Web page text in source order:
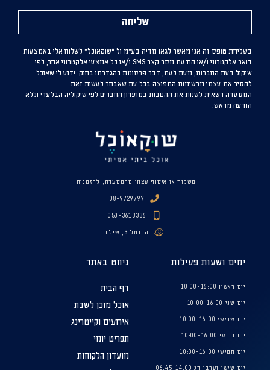
משלוח או איסוף עצמי מהמסעדה, להזמנות:
08-9729797
050-3613336
הכרמל 3, שילת
ימים ושעות פעילות
יום ראשון 10:00-16:00
יום שני 10:00-16:00
יום שלישי 10:00-16:00
יום רביעי 10:00-16:00
יום חמישי 10:00-16:00
יום שישי וערבי חג 06:45-14:00
ניווט באתר
דף הבית
אוכל מוכן לשבת
אירועים וקייטרינג
תפריט יומי
מועדון הלקוחות
שליחה
בשליחת טופס זה אני מאשר לגאו מדיה בע”מ ול “שוקאוכל” לשלוח אלי באמצעות
דואר אלקטרוני ו/או הודעת מסר קצר SMS ו/או כל אמצעי אלקטרוני אחר, לפי
שיקול דעת החברות, מעת לעת, דבר פרסומת כהגדרתו בחוק. ידוע לי שאוכל
להסיר את עצמי מרשימות התפוצה בכל עת שאבחר לעשות זאת.
המסעדה רשאית לשנות את ההטבות במועדון החברים לפי שיקוליה הבלעדי וללא
הודעה מראש.